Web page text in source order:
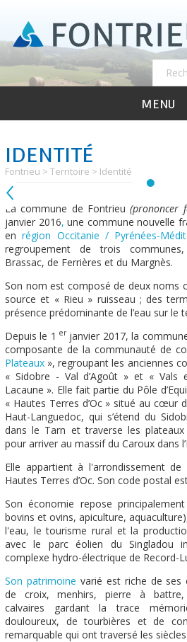
contenu
principal
MENU
IDENTITÉ
Fontrieu Territoire Identité
La commune de Fontrieu(prononcer
janvier 2016, une commune nouvelle
enrégion Occitanie / Pyrénées-
regroupement de trois
Brassac, de Ferrières et du Margnès.
Son nom est composé de deux noms
source et « Rieu » ruisseau ; des
présence prédominante de l’eau sur le
Depuis le 1 erjanvier 2017, la
composante de la communauté de
Plateaux », regroupant les anciennes
« Sidobre - Val d’Agoût » et « Vals
Lacaune ». Elle fait partie du Pôle
« Hautes Terres d’Oc » situé au cœur
Haut-Languedoc, qui s’étend du
dans le Tarn et traverse les plateaux
pour arriver au massif du Caroux dans
Elle appartient à l'arrondissement
Hautes Terres d’Oc. Son code postal
Son économie repose
bovins et ovins, apiculture,
l'eau, le tourisme rural et la
avec le parc éolien du Singladou
complexe hydro-électrique de Record-
Son patrimoine varié est riche de ses
de croix, menhirs, pierre à battre,
calvaires gardant la trace
douloureux, de tourbières et de
remarquable qui ont traversé les siècles.